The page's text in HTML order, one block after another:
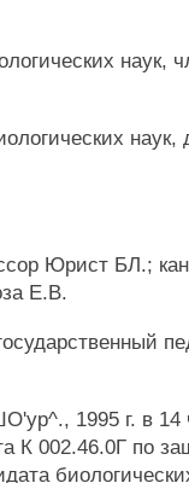
наук,
Юрист БЛ.;
Е.В.
1995 г. в 14
К 002.46.0Г по